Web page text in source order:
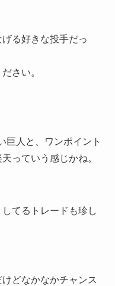
る好きな投手だっ
さい。
巨人と、ワンポイント
っていう感じかね。
てるトレードも珍し
どなかなかチャンス